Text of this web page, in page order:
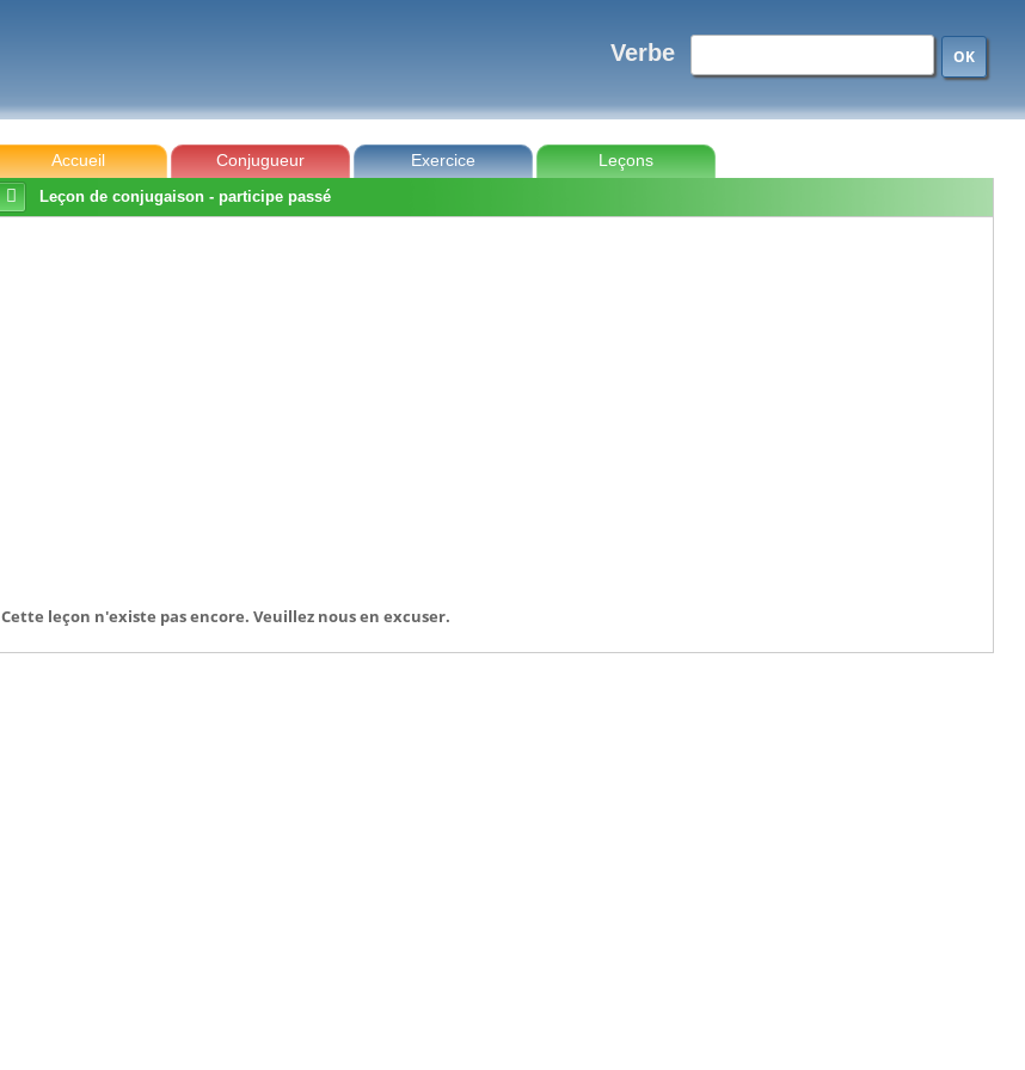
Verbe OK
Accueil Conjugueur Exercice
Leçons

Leçon de conjugaison - participe passé
Cette leçon n'existe pas encore. Veuillez nous en excuser.